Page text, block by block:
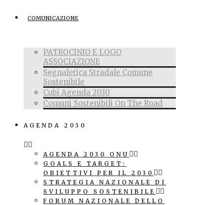
COMUNICAZIONE
PATROCINIO E LOGO
ASSOCIAZIONE
Segnaletica Stradale Comune
Sostenibile
Cubi Agenda 2030
Comuni Sostenibili On The Road
AGENDA 2030
AGENDA 2030 ONU
GOALS E TARGET:
OBIETTIVI PER IL 2030
STRATEGIA NAZIONALE DI
SVILUPPO SOSTENIBILE
FORUM NAZIONALE DELLO